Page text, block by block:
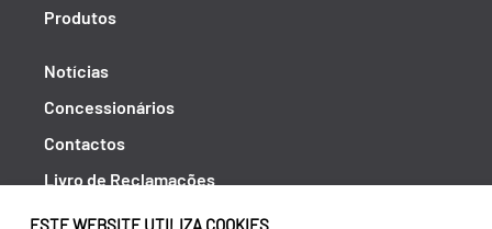
ESTE WEBSITE UTILIZA COOKIES
Produtos
Notícias
Concessionários
Contactos
Livro de Reclamações
Política de Privacidade